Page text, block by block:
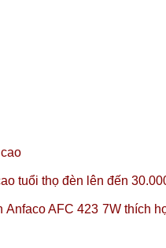
tuổi thọ đèn lên đến
AFC 423 7W thích